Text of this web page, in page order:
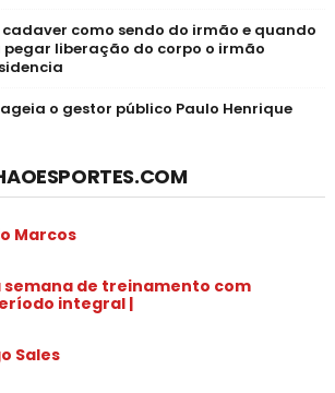
cadaver como sendo do irmão e quando
pegar liberação do corpo o irmão
o gestor público Paulo Henrique
Marcos
semana de treinamento com
integral |
Sales